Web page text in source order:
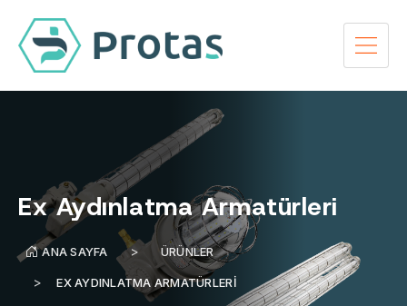
Ex Aydınlatma Armatürleri
ANA SAYFA ÜRÜNLER
EX AYDINLATMA ARMATÜRLERI